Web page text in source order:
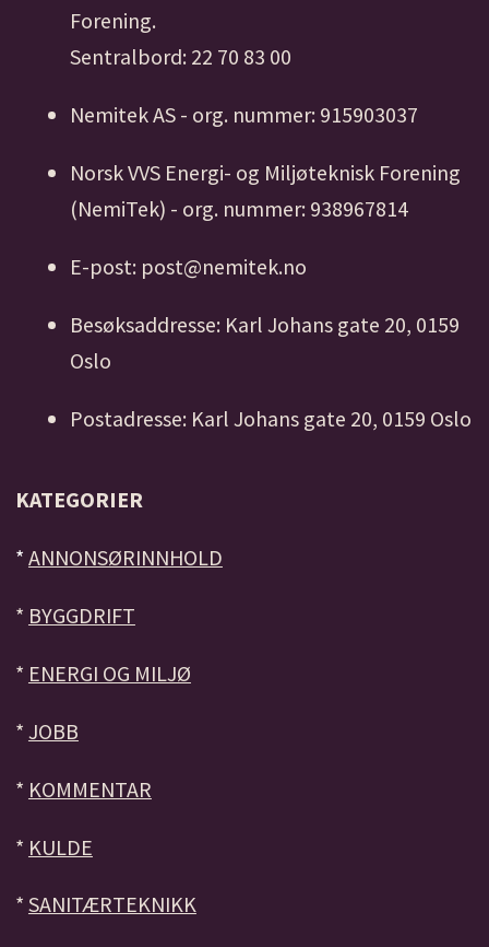
Forening.
Sentralbord: 22 70 83 00
Nemitek AS - org. nummer: 915903037
Norsk VVS Energi- og Miljøteknisk Forening
(NemiTek) - org. nummer: 938967814
E-post: post@nemitek.no
Besøksaddresse: Karl Johans gate 20, 0159
Oslo
Postadresse: Karl Johans gate 20, 0159 Oslo
KATEGORIER
* ANNONSØRINNHOLD
* BYGGDRIFT
* ENERGI OG MILJØ
* JOBB
* KOMMENTAR
* KULDE
* SANITÆRTEKNIKK